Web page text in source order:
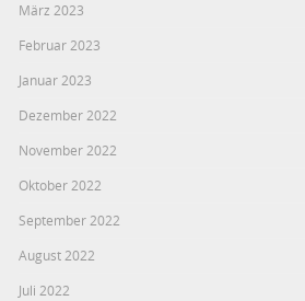
März 2023
Februar 2023
Januar 2023
Dezember 2022
November 2022
Oktober 2022
September 2022
August 2022
Juli 2022